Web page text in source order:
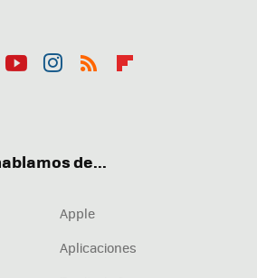
de...
Apple
Aplicaciones